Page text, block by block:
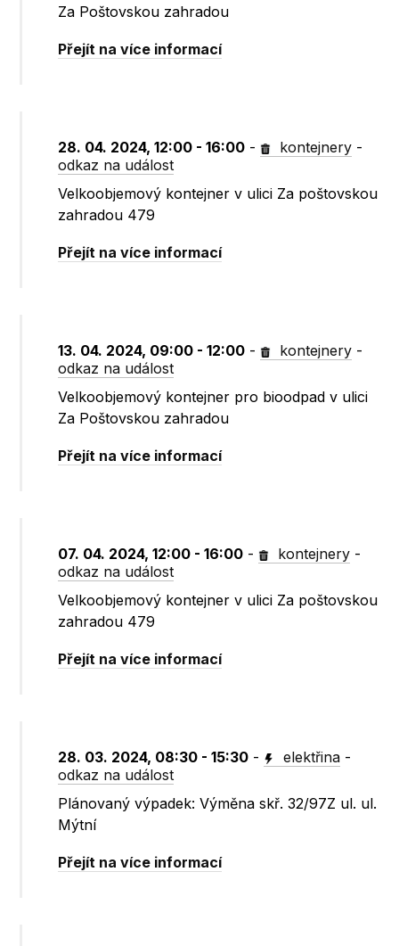
Za Poštovskou zahradou
Přejít na více informací
28. 04. 2024, 12:00 - 16:00 - kontejnery -
odkaz na událost
Velkoobjemový kontejner v ulici Za poštovskou
zahradou 479
Přejít na více informací
13. 04. 2024, 09:00 - 12:00 - kontejnery -
odkaz na událost
Velkoobjemový kontejner pro bioodpad v ulici
Za Poštovskou zahradou
Přejít na více informací
07. 04. 2024, 12:00 - 16:00 - kontejnery -
odkaz na událost
Velkoobjemový kontejner v ulici Za poštovskou
zahradou 479
Přejít na více informací
28. 03. 2024, 08:30 - 15:30 - elektřina -
odkaz na událost
Plánovaný výpadek: Výměna skř. 32/97Z ul. ul.
Mýtní
Přejít na více informací